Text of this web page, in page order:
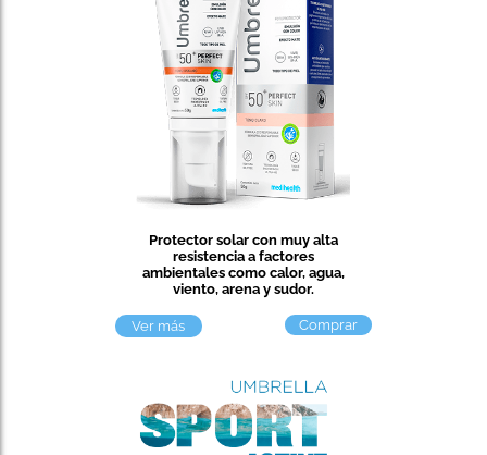
Protector solar con muy alta
resistencia a factores
ambientales como calor, agua,
viento, arena y sudor.
Ver más Comprar